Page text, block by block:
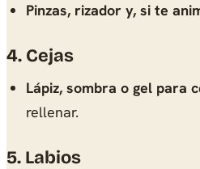
Pinzas, rizador y, si te
4. Cejas
Lápiz, sombra o gel para
rellenar.
5. Labios